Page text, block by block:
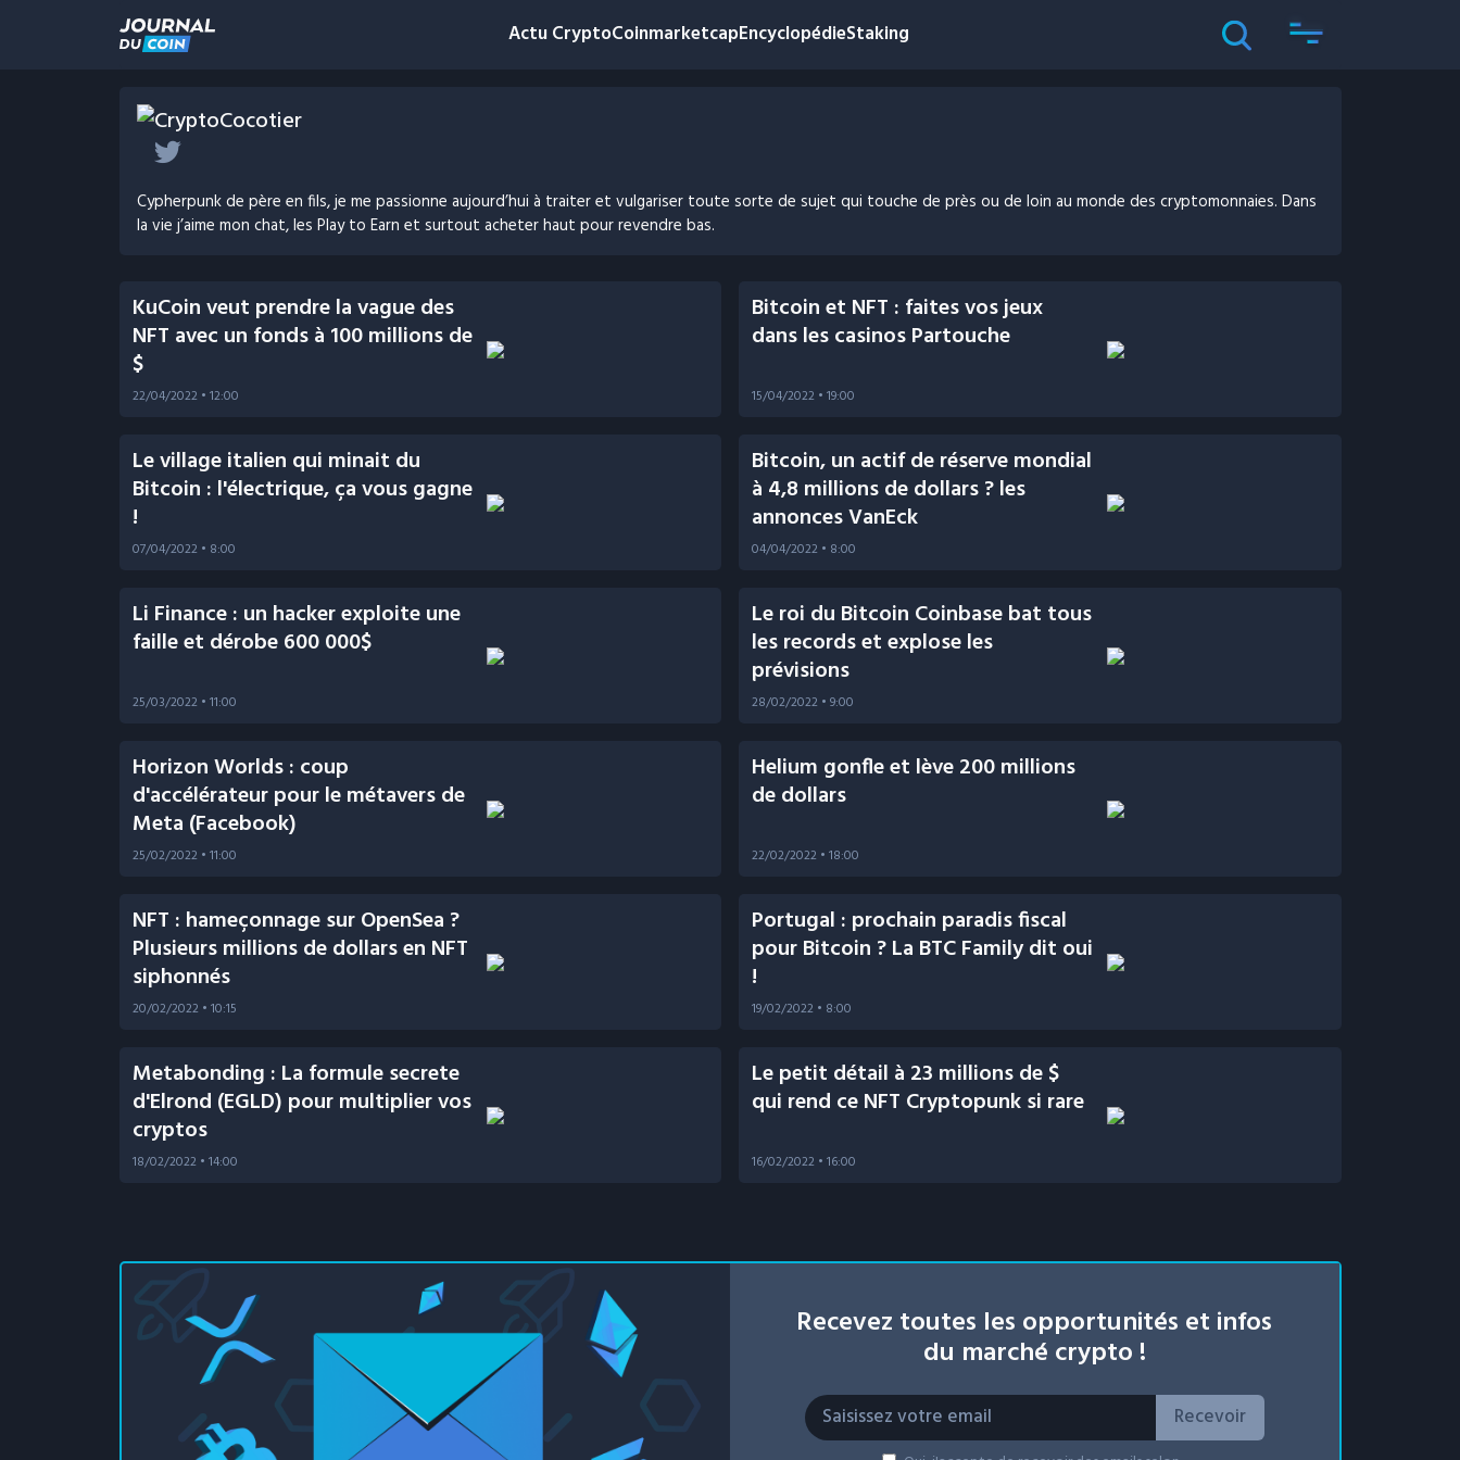
Actu CryptoCoinmarketcapEncyclopédieStaking
CryptoCocotier
Cypherpunk de père en fils, je me passionne aujourd’hui à traiter et vulgariser toute sorte de sujet qui touche de près ou de loin au monde des cryptomonnaies. Dans
la vie j’aime mon chat, les Play to Earn et surtout acheter haut pour revendre bas.
KuCoin veut prendre la vague des
NFT avec un fonds à 100 millions de
$
22/04/2022 • 12:00
Bitcoin et NFT : faites vos jeux
dans les casinos Partouche
15/04/2022 • 19:00
Le village italien qui minait du
Bitcoin : l'électrique, ça vous gagne
!
07/04/2022 • 8:00
Bitcoin, un actif de réserve mondial
à 4,8 millions de dollars ? les
annonces VanEck
04/04/2022 • 8:00
Li Finance : un hacker exploite une
faille et dérobe 600 000$
25/03/2022 • 11:00
Le roi du Bitcoin Coinbase bat tous
les records et explose les
prévisions
28/02/2022 • 9:00
Horizon Worlds : coup
d'accélérateur pour le métavers de
Meta (Facebook)
25/02/2022 • 11:00
Helium gonfle et lève 200 millions
de dollars
22/02/2022 • 18:00
NFT : hameçonnage sur OpenSea ?
Plusieurs millions de dollars en NFT
siphonnés
20/02/2022 • 10:15
Portugal : prochain paradis fiscal
pour Bitcoin ? La BTC Family dit oui
!
19/02/2022 • 8:00
Metabonding : La formule secrete
d'Elrond (EGLD) pour multiplier vos
cryptos
18/02/2022 • 14:00
Le petit détail à 23 millions de $
qui rend ce NFT Cryptopunk si rare
16/02/2022 • 16:00
Recevez toutes les opportunités et infos
du marché crypto !
Recevoir